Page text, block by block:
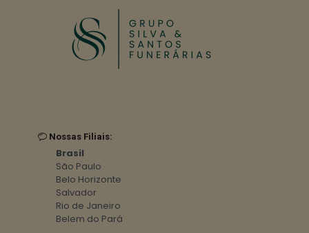
Nossas Filiais:
Brasil
São Paulo
Belo Horizonte
Salvador
Rio de Janeiro
Belem do Pará